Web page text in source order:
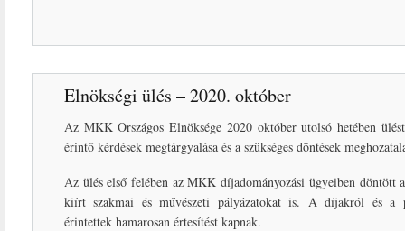
Elnökségi ülés – 2020. október
Az MKK Országos Elnöksége 2020 október utolsó hetében
érintő kérdések megtárgyalása és a szükséges döntések
Az ülés első felében az MKK díjadományozási ügyeiben döntött
kiírt szakmai és művészeti pályázatokat is. A díjakról és a
érintettek hamarosan értesítést kapnak.